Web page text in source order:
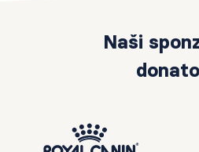
Naši